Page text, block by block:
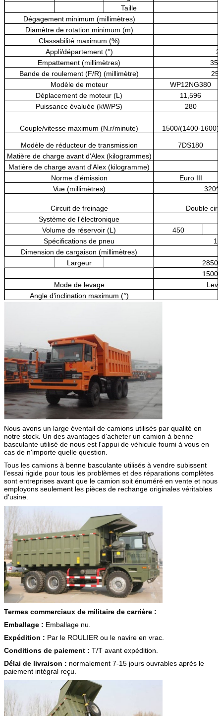
Taille
Dégagement minimum (millimètres)
Diamètre de rotation minimum (m)
Classabilité maximum (%)
Appli/département (°)
Empattement (millimètres)
Bande de roulement (F/R) (millimètre)
Modèle de moteur
WP12NG380
Déplacement de moteur (L)
11,596
Puissance évaluée (kW/PS)
280
Couple/vitesse maximum (N.r/minute) 1500/(1400-1600)
Modèle de réducteur de transmission
7DS180
Matière de charge avant d'Alex (kilogrammes)
Matière de charge avant d'Alex (kilogramme)
Norme d'émission
Euro III
Vue (millimètres)
Circuit de freinage
Double
Système de l'électronique
Volume de réservoir (L)
450
Spécifications de pneu
Dimension de cargaison (millimètres)
Largeur
Mode de levage
Angle d'inclination maximum (°)
Temps de levage de chariot
Temps d'arrêt de chariot (s)
Distance de freinage (V=30km/h)
Nous avons un large éventail de camions utilisés par qualité en
notre stock. Un des avantages d'acheter un camion à benne
basculante utilisé de nous est l'appui de véhicule fourni à vous en
cas de n'importe quelle question.
Tous les camions à benne basculante utilisés à vendre subissent
l'essai rigide pour tous les problèmes et des réparations complètes
sont entreprises avant que le camion soit énuméré en vente et nous
employons seulement les pièces de rechange originales véritables
d'usine.
Termes commerciaux de militaire de carrière :
Emballage : Emballage nu.
Expédition : Par le ROULIER ou le navire en vrac.
Conditions de paiement : T/T avant expédition.
Délai de livraison : normalement 7-15 jours ouvrables après le
paiement intégral reçu.